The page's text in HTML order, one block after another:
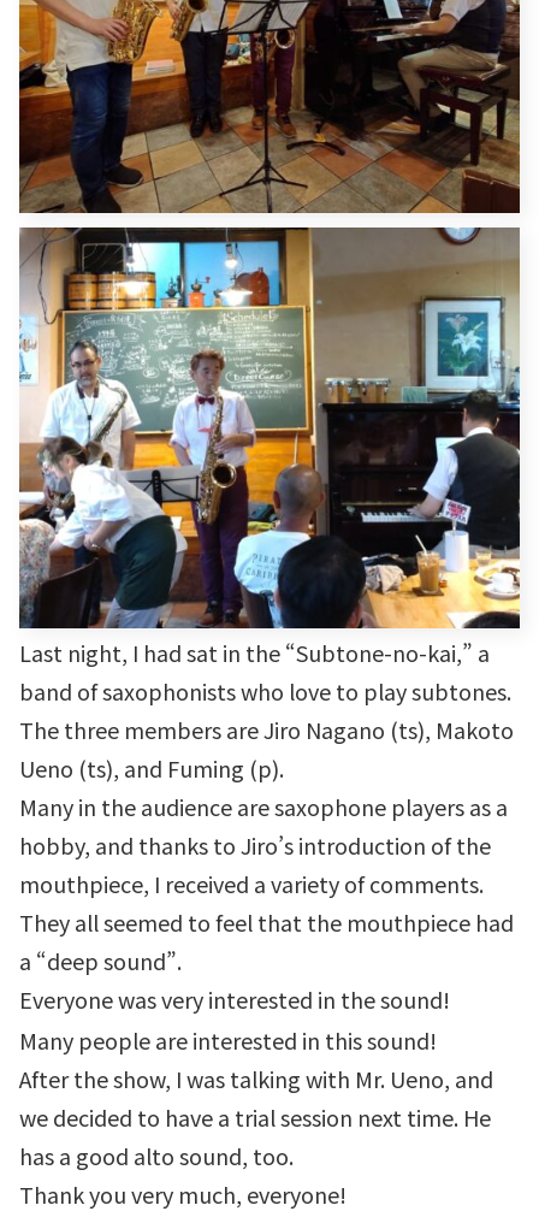
Last night, I had sat in the “Subtone-no-kai,” a
band of saxophonists who love to play subtones.
The three members are Jiro Nagano (ts), Makoto
Ueno (ts), and Fuming (p).
Many in the audience are saxophone players as a
hobby, and thanks to Jiro’s introduction of the
mouthpiece, I received a variety of comments.
They all seemed to feel that the mouthpiece had
a “deep sound”.
Everyone was very interested in the sound!
Many people are interested in this sound!
After the show, I was talking with Mr. Ueno, and
we decided to have a trial session next time. He
has a good alto sound, too.
Thank you very much, everyone!